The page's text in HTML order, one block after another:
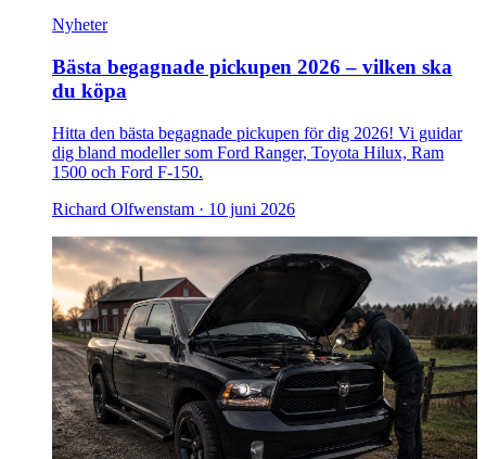
Nyheter
Bästa begagnade pickupen 2026 – vilken ska
du köpa
Hitta den bästa begagnade pickupen för dig 2026! Vi guidar
dig bland modeller som Ford Ranger, Toyota Hilux, Ram
1500 och Ford F-150.
Richard Olfwenstam · 10 juni 2026